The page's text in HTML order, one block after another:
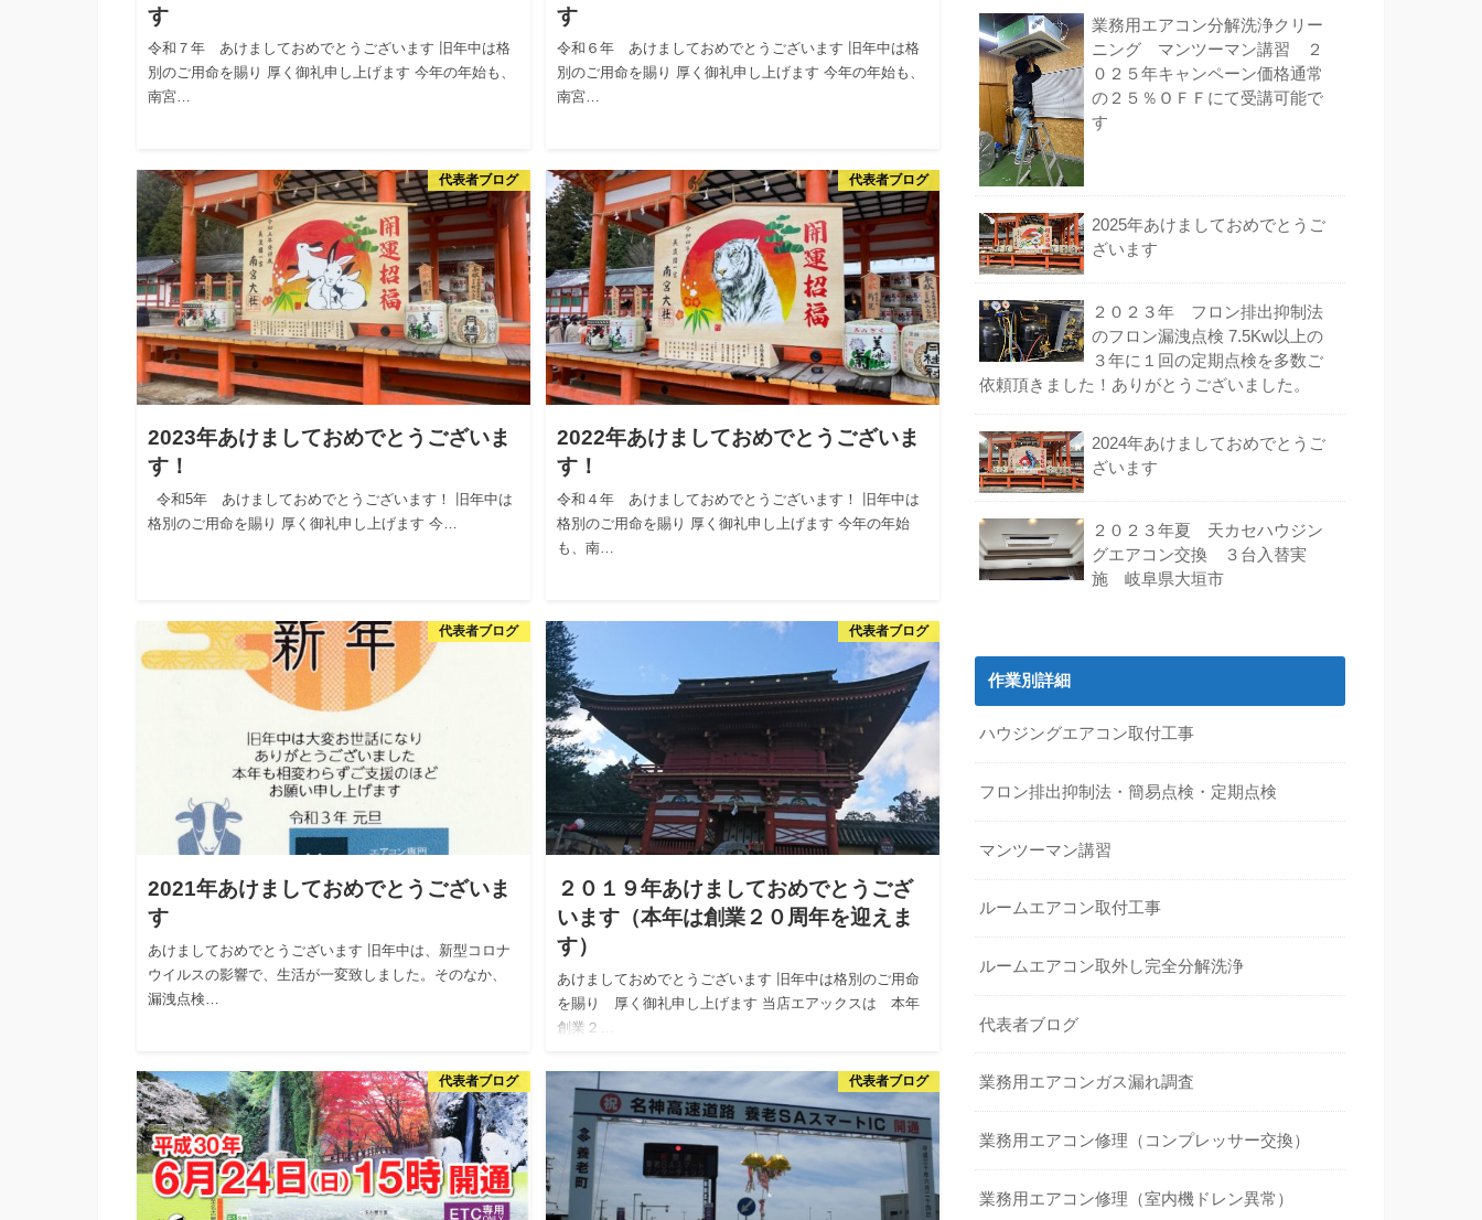
す
令和７年 あけましておめでとうございます 旧年中は格
別のご用命を賜り 厚く御礼申し上げます 今年の年始も、
南宮…
す
令和６年 あけましておめでとうございます 旧年中は格
別のご用命を賜り 厚く御礼申し上げます 今年の年始も、
南宮…
代表者ブログ
2023年あけましておめでとうございま
す！
令和5年 あけましておめでとうございます！ 旧年中は
格別のご用命を賜り 厚く御礼申し上げます 今…
代表者ブログ
2022年あけましておめでとうございま
す！
令和４年 あけましておめでとうございます！ 旧年中は
格別のご用命を賜り 厚く御礼申し上げます 今年の年始
も、南…
代表者ブログ
2021年あけましておめでとうございま
す
あけましておめでとうございます 旧年中は、新型コロナ
ウイルスの影響で、生活が一変致しました。そのなか、
漏洩点検…
代表者ブログ
２０１９年あけましておめでとうござ
います（本年は創業２０周年を迎えま
す）
あけましておめでとうございます 旧年中は格別のご用命
を賜り 厚く御礼申し上げます 当店エアックスは 本年
創業２…
代表者ブログ 代表者ブログ
業務用エアコン分解洗浄クリー
ニング マンツーマン講習 ２
０２５年キャンペーン価格通常
の２５％ＯＦＦにて受講可能で
す
2025年あけましておめでとうご
ざいます
２０２３年 フロン排出抑制法
のフロン漏洩点検 7.5Kw以上の
３年に１回の定期点検を多数ご
依頼頂きました！ありがとうございました。
2024年あけましておめでとうご
ざいます
２０２３年夏 天カセハウジン
グエアコン交換 ３台入替実
施 岐阜県大垣市
作業別詳細
ハウジングエアコン取付工事
フロン排出抑制法・簡易点検・定期点検
マンツーマン講習
ルームエアコン取付工事
ルームエアコン取外し完全分解洗浄
代表者ブログ
業務用エアコンガス漏れ調査
業務用エアコン修理（コンプレッサー交換）
業務用エアコン修理（室内機ドレン異常）